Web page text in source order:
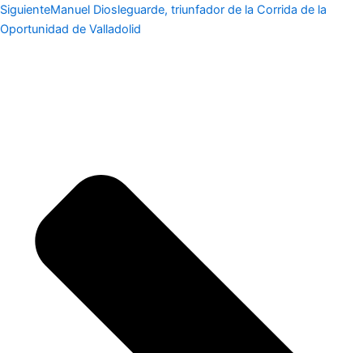
SiguienteManuel Diosleguarde, triunfador de la Corrida de la
Oportunidad de Valladolid